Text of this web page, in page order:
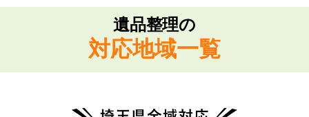
遺品整理の
対応地域一覧